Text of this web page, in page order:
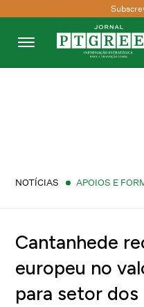
NOTÍCIAS APOIOS E
Cantanhede
europeu no
para setor dos